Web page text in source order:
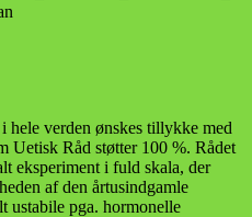
verden ønskes tillykke med
Uetisk Råd støtter 100 %. Rådet
eksperiment i fuld skala, der
af den årtusindgamle
ustabile pga. hormonelle